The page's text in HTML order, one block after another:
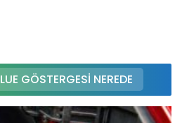
GÖSTERGESI NEREDE